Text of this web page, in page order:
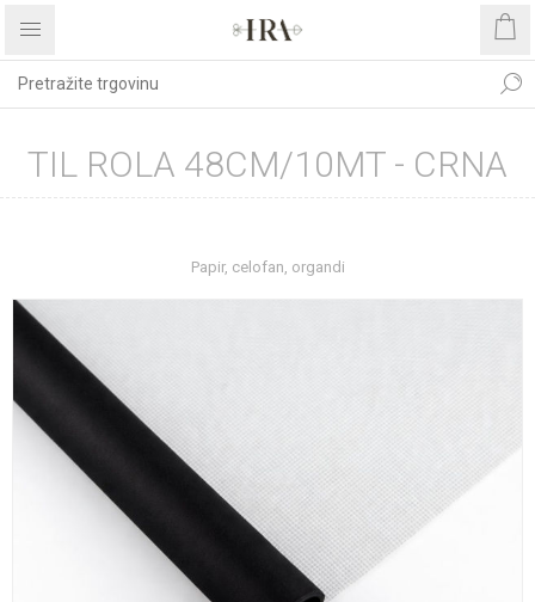
TIL ROLA 48CM/10MT - CRNA
Papir, celofan, organdi